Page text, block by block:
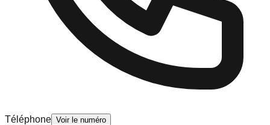
Téléphone Voir le numéro